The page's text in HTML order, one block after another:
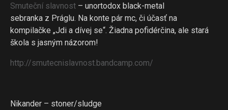
Smuteční slavnost – unortodox black-metal
sebranka z Práglu. Na konte pár mc, či účasť na
kompilačke „Jdi a dívej se“. Žiadna pofidérčina, ale stará
škola s jasným názorom!
http://smutecnislavnost.bandcamp.com/
Nikander – stoner/sludge